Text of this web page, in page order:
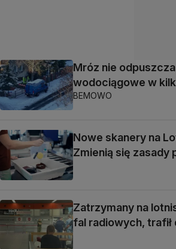
Mróz nie
wodociągowe w
BEMOWO
Nowe skanery na
Zmienią się zasady
Zatrzymany na
fal radiowych, trafił